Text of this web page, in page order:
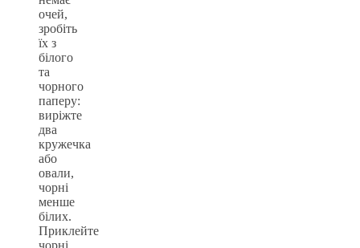
очей,
зробіть
їх з
білого
та
чорного
паперу:
виріжте
два
кружечка
або
овали,
чорні
менше
білих.
Приклейте
чорні